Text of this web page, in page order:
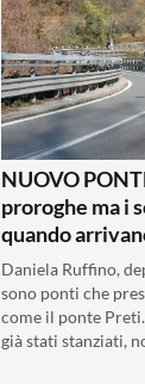
NUOVO
proroghe ma i
quando
Daniela Ruffino,
sono ponti che
come il ponte
già stati stanziati,